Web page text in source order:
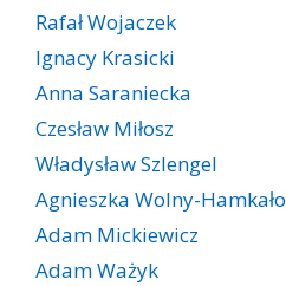
Rafał Wojaczek
Ignacy Krasicki
Anna Saraniecka
Czesław Miłosz
Władysław Szlengel
Agnieszka Wolny-Hamkało
Adam Mickiewicz
Adam Ważyk